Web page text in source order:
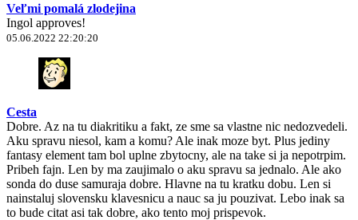
Veľmi pomalá zlodejina
Ingol approves!
05.06.2022 22:20:20
Cesta
Dobre. Az na tu diakritiku a fakt, ze sme sa vlastne nic nedozvedeli.
Aku spravu niesol, kam a komu? Ale inak moze byt. Plus jediny
fantasy element tam bol uplne zbytocny, ale na take si ja nepotrpim.
Pribeh fajn. Len by ma zaujimalo o aku spravu sa jednalo. Ale ako
sonda do duse samuraja dobre. Hlavne na tu kratku dobu. Len si
nainstaluj slovensku klavesnicu a nauc sa ju pouzivat. Lebo inak sa
to bude citat asi tak dobre, ako tento moj prispevok.